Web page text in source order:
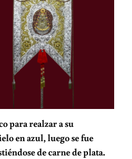
para realzar a su
en azul, luego se fue
de carne de plata.